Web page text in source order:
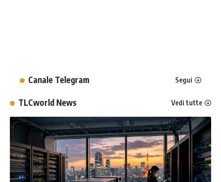
Canale Telegram Segui
TLCworld News Vedi tutte